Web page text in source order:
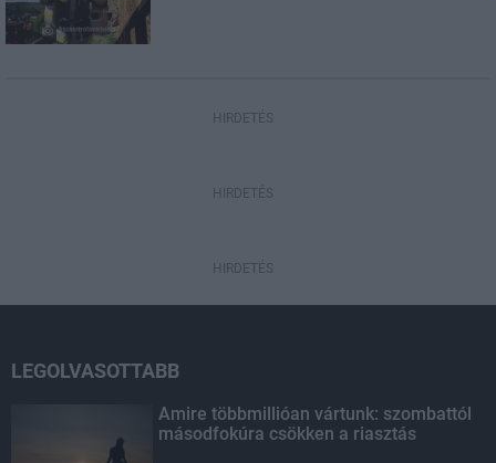
HIRDETÉS
HIRDETÉS
HIRDETÉS
LEGOLVASOTTABB
Amire többmillióan vártunk: szombattól
másodfokúra csökken a riasztás